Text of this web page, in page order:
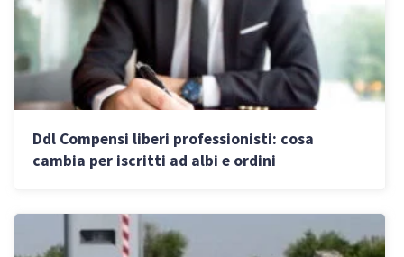
Ddl Compensi liberi professionisti: cosa
cambia per iscritti ad albi e ordini